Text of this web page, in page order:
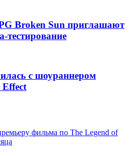
Broken Sun приглашают
тестирование
с шоураннером
Effect
фильма по The Legend of